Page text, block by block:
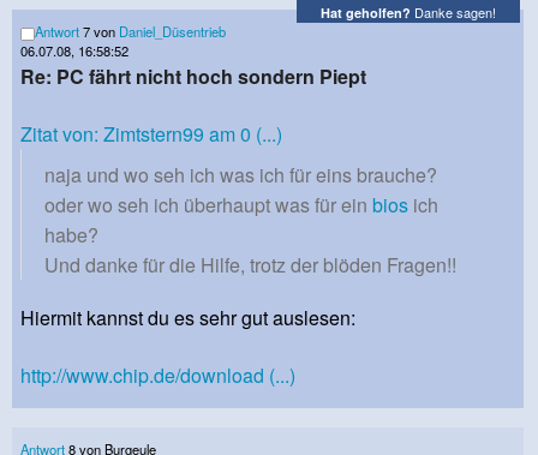
Hat geholfen? Danke sagen!
Antwort7 von Daniel_Düsentrieb
06.07.08, 16:58:52
Re: PC fährt nicht hoch sondern Piept
Zitat von: Zimtstern99 am 0 (...)
naja und wo seh ich was ich für eins brauche?
oder wo seh ich überhaupt was für ein bios ich
habe?
Und danke für die Hilfe, trotz der blöden Fragen!!
Hiermit kannst du es sehr gut auslesen:
http://www.chip.de/download (...)
Antwort8 von Burgeule